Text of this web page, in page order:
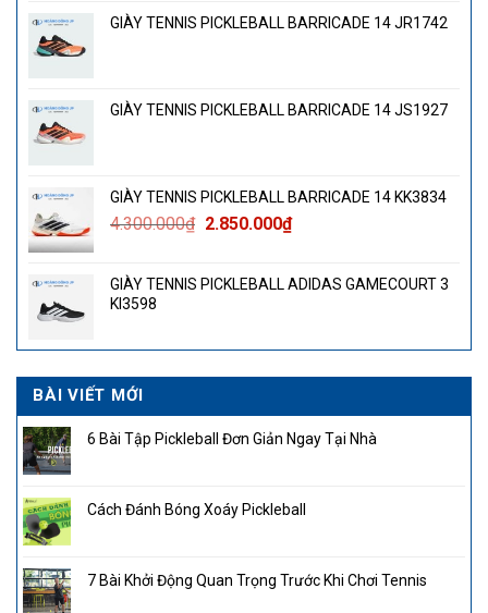
GIÀY TENNIS PICKLEBALL BARRICADE 14 JR1742
GIÀY TENNIS PICKLEBALL BARRICADE 14 JS1927
GIÀY TENNIS PICKLEBALL BARRICADE 14 KK3834
4.300.000₫ Giá
4.300.000₫.
2.850.000₫Giá
là:
GIÀY TENNIS PICKLEBALL ADIDAS GAMECOURT 3
KI3598
BÀI VIẾT MỚI
6 Bài Tập Pickleball Đơn Giản Ngay Tại Nhà
Cách Đánh Bóng Xoáy Pickleball
7 Bài Khởi Động Quan Trọng Trước Khi Chơi Tennis